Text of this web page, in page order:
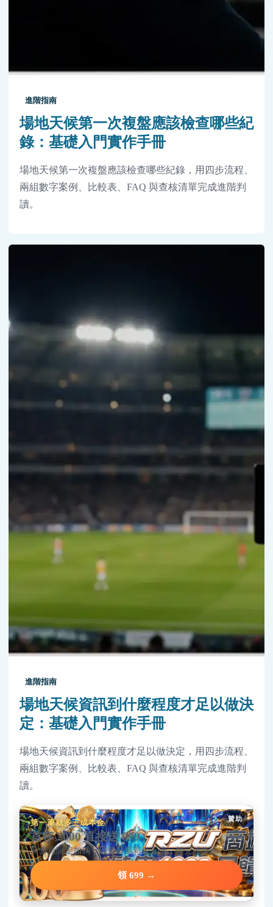
進階指南
場地天候第一次複盤應該檢查哪些紀
錄：基礎入門實作手冊
場地天候第一次複盤應該檢查哪些紀錄，用四步流程、
兩組數字案例、比較表、FAQ 與查核清單完成進階判
讀。
進階指南
場地天候資訊到什麼程度才足以做決
定：基礎入門實作手冊
場地天候資訊到什麼程度才足以做決定，用四步流程、
兩組數字案例、比較表、FAQ 與查核清單完成進階判
讀。
贊助
第一筆就多三成本金
首存 2000 直接送 699
新會員限定加碼，碼量只要彩金五倍，領完就能玩。
領 699 →